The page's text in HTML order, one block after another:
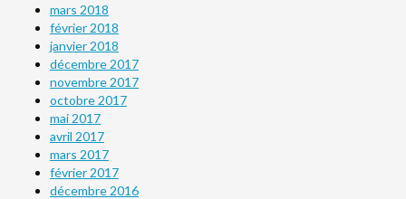
mars 2018
février 2018
janvier 2018
décembre 2017
novembre 2017
octobre 2017
mai 2017
avril 2017
mars 2017
février 2017
décembre 2016